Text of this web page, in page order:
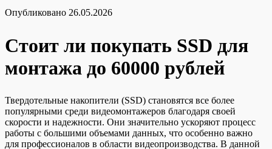
Опубликовано 26.05.2026
Стоит ли покупать SSD для
монтажа до 60000 рублей
Твердотельные накопители (SSD) становятся все более
популярными среди видеомонтажеров благодаря своей
скорости и надежности. Они значительно ускоряют процесс
работы с большими объемами данных, что особенно важно
для профессионалов в области видеопроизводства. В данной